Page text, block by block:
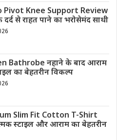
Pivot Knee Support Review
से राहत पाने का भरोसेमंद साथी
Bathrobe नहाने के बाद आराम
का बेहतरीन विकल्प
Slim Fit Cotton T-Shirt
स्टाइल और आराम का बेहतरीन